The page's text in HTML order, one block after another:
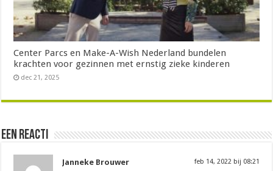
Center Parcs en Make-A-Wish Nederland bundelen
krachten voor gezinnen met ernstig zieke kinderen
dec 21, 2025
Een reacti
Janneke Brouwer feb 14, 2022 bij 08:21